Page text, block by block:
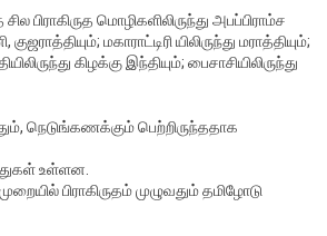
பிராகிருத மொழிகளிலிருந்து அபப்பிராம்ச
மகாராட்டிரி யிலிருந்து மராத்தியும்;
கிழக்கு இந்தியும்; பைசாசியிலிருந்து
நெடுங்கணக்கும் பெற்றிருந்ததாக
உள்ளன.
பிராகிருதம் முழுவதும் தமிழோடு